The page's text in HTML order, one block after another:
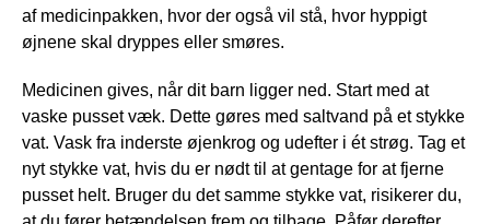
af medicinpakken, hvor der også vil stå, hvor hyppigt
øjnene skal dryppes eller smøres.
Medicinen gives, når dit barn ligger ned. Start med at
vaske pusset væk. Dette gøres med saltvand på et stykke
vat. Vask fra inderste øjenkrog og udefter i ét strøg. Tag et
nyt stykke vat, hvis du er nødt til at gentage for at fjerne
pusset helt. Bruger du det samme stykke vat, risikerer du,